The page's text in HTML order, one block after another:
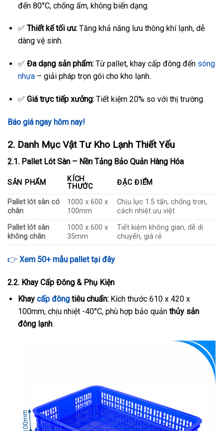
đến 80°C, chống ẩm, không biến dạng.
✅ Thiết kế tối ưu:Tăng khả năng lưu thông khí lạnh, dễ
dàng vệ sinh.
✅ Đa dạng sản phẩm:Từ pallet, khay cấp đông đến sóng
nhựa– giải pháp trọn gói cho kho lạnh.
✅ Giá trực tiếp xưởng:Tiết kiệm 20% so với thị trường.
Báo giá ngay hôm nay!
2. Danh Mục Vật Tư Kho Lạnh Thiết Yếu
2.1. Pallet Lót Sàn – Nền Tảng Bảo Quản Hàng Hóa
SẢN PHẨM
KÍCH
THƯỚC
ĐẶC ĐIỂM
Pallet lót sàn có
chân
1000 x 600 x
100mm
Chịu lực 1.5 tấn, chống trơn,
cách nhiệt ưu việt
Pallet lót sàn
không chân
1000 x 600 x
35mm
Tiết kiệm không gian, dễ di
chuyển, giá rẻ
👉 Xem 50+ mẫu pallet tại đây
2.2. Khay Cấp Đông & Phụ Kiện
Khay cấp đôngtiêu chuẩn:Kích thước 610 x 420 x
100mm, chịu nhiệt -40°C, phù hợp bảo quản thủy sản
đông lạnh.